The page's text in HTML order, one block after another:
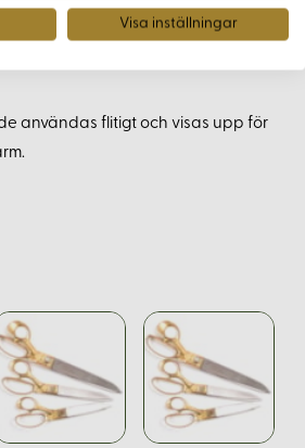
användas flitigt och visas upp för
Visa inställningar